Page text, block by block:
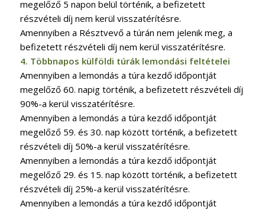
megelőző 5 napon belül történik, a befizetett
részvételi díj nem kerül visszatérítésre.
Amennyiben a Résztvevő a túrán nem jelenik meg, a
befizetett részvételi díj nem kerül visszatérítésre.
4. Többnapos külföldi túrák lemondási feltételei
Amennyiben a lemondás a túra kezdő időpontját
megelőző 60. napig történik, a befizetett részvételi díj
90%-a kerül visszatérítésre.
Amennyiben a lemondás a túra kezdő időpontját
megelőző 59. és 30. nap között történik, a befizetett
részvételi díj 50%-a kerül visszatérítésre.
Amennyiben a lemondás a túra kezdő időpontját
megelőző 29. és 15. nap között történik, a befizetett
részvételi díj 25%-a kerül visszatérítésre.
Amennyiben a lemondás a túra kezdő időpontját